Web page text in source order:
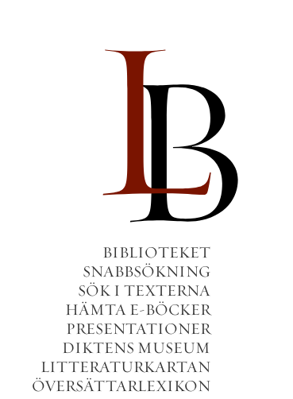
BIBLIOTEKET
SNABBSÖKNING
SÖK I TEXTERNA
HÄMTA E-BÖCKER
PRESENTATIONER
DIKTENS MUSEUM
LITTERATURKARTAN
ÖVERSÄTTARLEXIKON